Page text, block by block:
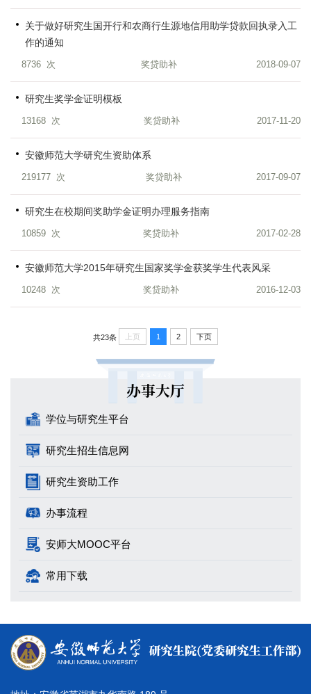
关于做好研究生国开行和农商行生源地信用助学贷款回执录入工
作的通知
8736 次 奖贷助补 2018-09-07
研究生奖学金证明模板
13168 次 奖贷助补 2017-11-20
安徽师范大学研究生资助体系
219177 次 奖贷助补 2017-09-07
研究生在校期间奖助学金证明办理服务指南
10859 次 奖贷助补 2017-02-28
安徽师范大学2015年研究生国家奖学金获奖学生代表风采
10248 次 奖贷助补 2016-12-03
共23条 上页 1 2 下页
办事大厅
学位与研究生平台
研究生招生信息网
研究生资助工作
办事流程
安师大MOOC平台
常用下载